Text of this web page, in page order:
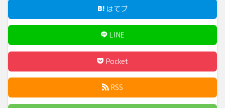
はてブ
LINE
Pocket
RSS